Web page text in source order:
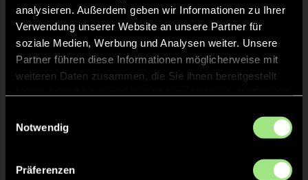
analysieren. Außerdem geben wir Informationen zu Ihrer
Verwendung unserer Website an unsere Partner für
soziale Medien, Werbung und Analysen weiter. Unsere
Partner führen diese Informationen möglicherweise mit
weiteren Daten zusammen, die Sie ihnen bereitgestellt
Notwendig
Präferenzen
Patience
Staff